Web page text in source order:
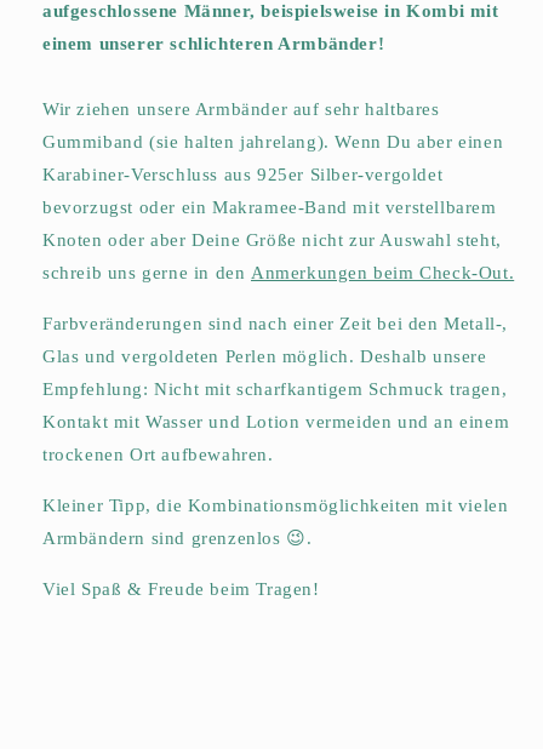
aufgeschlossene Männer, beispielsweise in Kombi mit
einem unserer schlichteren Armbänder!
Wir ziehen unsere Armbänder auf sehr haltbares
Gummiband (sie halten jahrelang). Wenn Du aber einen
Karabiner-Verschluss aus 925er Silber-vergoldet
bevorzugst oder ein Makramee-Band mit verstellbarem
Knoten oder aber Deine Größe nicht zur Auswahl steht,
schreib uns gerne in den Anmerkungen beim Check-Out.
Farbveränderungen sind nach einer Zeit bei den Metall-,
Glas und vergoldeten Perlen möglich. Deshalb unsere
Empfehlung: Nicht mit scharfkantigem Schmuck tragen,
Kontakt mit Wasser und Lotion vermeiden und an einem
trockenen Ort aufbewahren.
Kleiner Tipp, die Kombinationsmöglichkeiten mit vielen
Armbändern sind grenzenlos 😉.
Viel Spaß & Freude beim Tragen!